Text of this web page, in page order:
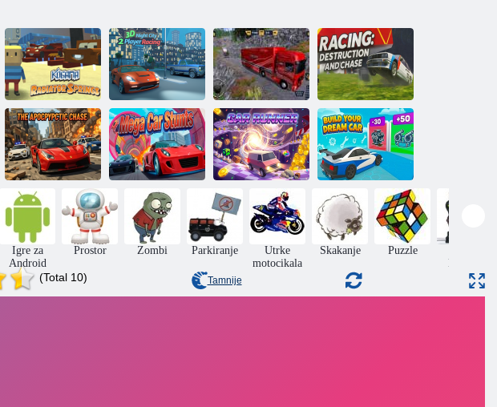
Kogama: izvori
radijatora
3D Night City 2
utrka igrača
Kamion: Euro
American Tour
Utrke: uništenje
i potjera
Apokaliptična
Mega
vratolomije na
autima
Stvorite
automobil svojih
snova
Igre za
Android
Prostor Zombi Parkiranje
Utrke
motocikala
Skakanje Puzzle
Dječaci
(Total 10) Tamnije